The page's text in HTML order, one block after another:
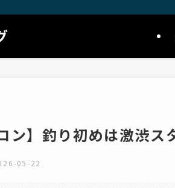
ン】釣り初めは激渋
05-22